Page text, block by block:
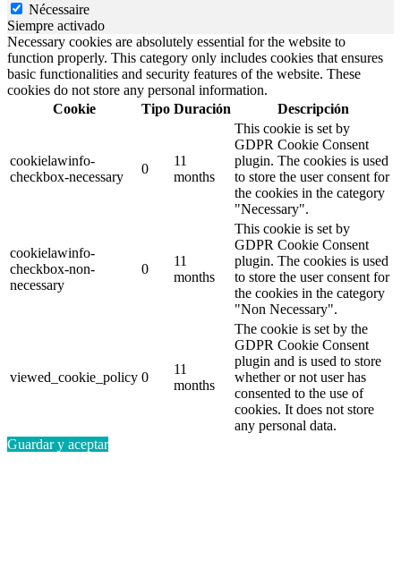
Nécessaire
Siempre activado
Necessary cookies are absolutely essential for the website to
function properly. This category only includes cookies that ensures
basic functionalities and security features of the website. These
cookies do not store any personal information.
Cookie
Tipo Duración Descripción
cookielawinfo-
checkbox-necessary
0
11
months
This cookie is set by
GDPR Cookie Consent
plugin. The cookies is used
to store the user consent for
the cookies in the category
"Necessary".
cookielawinfo-
checkbox-non-
necessary
0
11
months
This cookie is set by
GDPR Cookie Consent
plugin. The cookies is used
to store the user consent for
the cookies in the category
"Non Necessary".
viewed_cookie_policy 0
11
months
The cookie is set by the
GDPR Cookie Consent
plugin and is used to store
whether or not user has
consented to the use of
cookies. It does not store
any personal data.
Guardar y aceptar